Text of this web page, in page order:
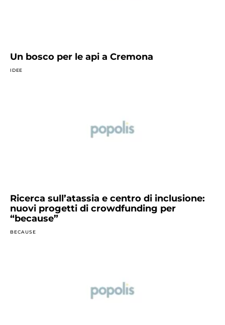
Un bosco per le api a Cremona
IDEE
Ricerca sull’atassia e centro di inclusione:
nuovi progetti di crowdfunding per
“because”
BECAUSE